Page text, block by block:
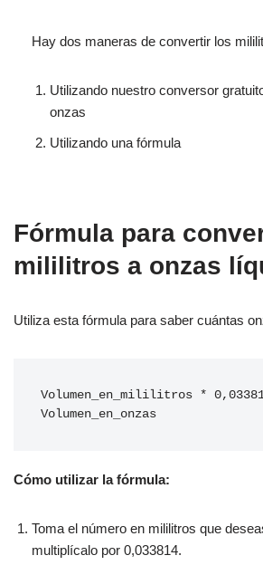
Hay dos maneras de convertir los
Utilizando nuestro conversor
onzas
Utilizando una fórmula
Fórmula para
mililitros a onzas
Utiliza esta fórmula para saber cuántas
Volumen_en_mililitros *
Volumen_en_onzas
Cómo utilizar la fórmula:
Toma el número en mililitros que
multiplícalo por 0,033814.